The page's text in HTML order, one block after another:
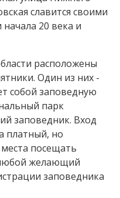
славится своими
20 века и
расположены
Один из них -
собой заповедную
парк
заповедник. Вход
платный, но
посещать
любой желающий
заповедника